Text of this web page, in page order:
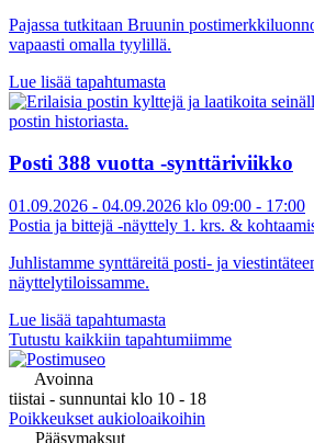
Pajassa tutkitaan Bruunin
vapaasti omalla tyylillä.
Lue lisää tapahtumasta
Posti 388 vuotta -synttäriviikko
01.09.2026 - 04.09.2026 klo 09:00 - 17:00
Postia ja bittejä -näyttely 1. krs. &
Juhlistamme synttäreitä posti- ja
näyttelytiloissamme.
Lue lisää tapahtumasta
Tutustu kaikkiin tapahtumiimme
Avoinna
tiistai - sunnuntai klo 10 - 18
Poikkeukset aukioloaikoihin
Pääsymaksut